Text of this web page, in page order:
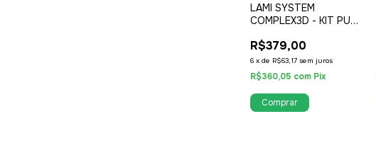
LAMI SYSTEM
COMPLEX3D - KIT PUMP
SEPARADOS )
R$379,00
6 xde R$63,17 sem juros
R$360,05 com Pix